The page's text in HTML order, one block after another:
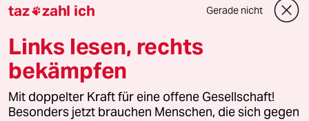
Schutzes gegen lebensbedrohende
dadurch gekennzeichnet, daß die
gebotenen Maßnahmen der Vielfalt
singulärer Lagen angepaßt sein
müssen. Sie können weder generell
im voraus normiert noch aus einem
taz zahl ich Gerade nicht
Links lesen, rechts
bekämpfen
Mit doppelter Kraft für eine offene Gesellschaft!
Besonders jetzt brauchen Menschen, die sich gegen